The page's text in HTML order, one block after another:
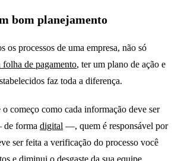
bom planejamento
os processos de uma empresa, não só
folha de pagamento, ter um plano de ação e
faz toda a diferença.
o começo como cada informação deve ser
de forma digital —, quem é responsável por
ser feita a verificação do processo você